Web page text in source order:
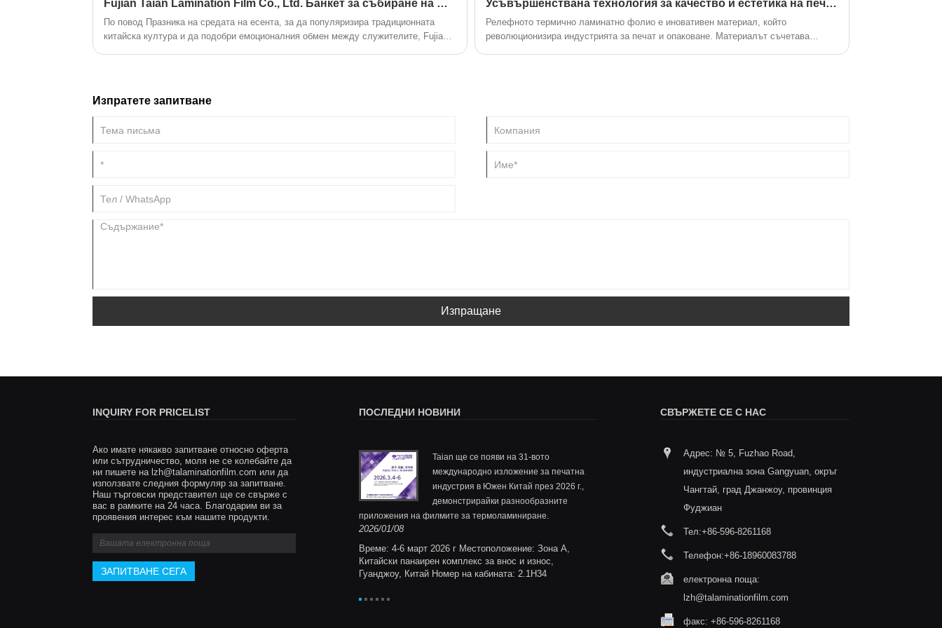
фолио.
Fujian Taian Lamination Film Co., Ltd. Банкет за събиране на Фестивала в средата на есента, ново пътуване.
По повод Празника на средата на есента, за да популяризира традиционната
китайска култура и да подобри емоционалния обмен между служителите, Fujian
Усъвършенствана технология за качество и естетика на печат и опаковане: релефно термично ламинатно фолио
Релефното термично ламинатно фолио е иновативен материал, който
революционизира индустрията за печат и опаковане. Материалът съчетава
Изпратете запитване
Изпращане
СВЪРЖЕТЕ СЕ С НАС
Адрес: № 5, Fuzhao Road,
индустриална зона Gangyuan, окръг
Чангтай, град Джанжоу, провинция
Фуджиан
Тел:+86-596-8261168
Телефон:+86-18960083788
електронна поща:
lzh@talaminationfilm.com
факс: +86-596-8261168
INQUIRY FOR PRICELIST
Ако имате някакво запитване относно оферта
или сътрудничество, моля не се колебайте да
ни пишете на lzh@talaminationfilm.com или да
използвате следния формуляр за запитване.
Наш търговски представител ще се свърже с
вас в рамките на 24 часа. Благодарим ви за
проявения интерес към нашите продукти.
ПОСЛЕДНИ НОВИНИ
Отключете нови приложения за
найлонов термичен ламиниращ филм и
отворете нови бизнес области
2025/03/24
Fujian Tai 'Предварително покритие Film Co., Ltd.,
участва в индустрията за термично ламиниране за
повече от десет години, постоянно изследвания и
термични ламиниращи филми, засега разработени
BOPP, PET, CPP, PVC, PLA, BOPA, PP и т.н., повече
Taian ще се появи на 31-вото
международно изложение за печатна
индустрия в Южен Китай през 2026 г.,
демонстрирайки разнообразните
приложения на филмите за термоламиниране.
2026/01/08
Време: 4-6 март 2026 г Местоположение: Зона A,
Китайски панаирен комплекс за внос и износ,
Гуанджоу, Китай Номер на кабината: 2.1H34
Съответствието като основа,
безопасността като приоритет - фолио
за топлинно запечатване, отпечатано